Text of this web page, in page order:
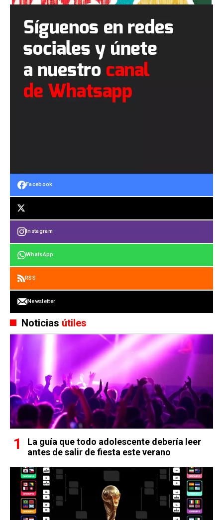
Facebook
Instagram
WhatsApp
RSS
Newsletter
Noticias útiles
La guía que todo adolescente debería leer
antes de salir de fiesta este verano